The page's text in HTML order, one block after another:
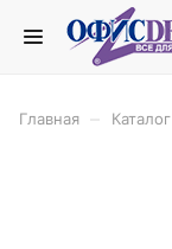
Главная Каталог